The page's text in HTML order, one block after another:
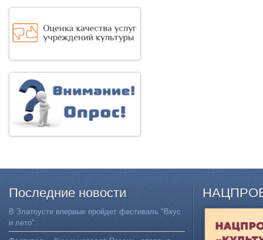
Последние новости
В Златоусте впервые пройдет фестиваль "Вкус
и лето"